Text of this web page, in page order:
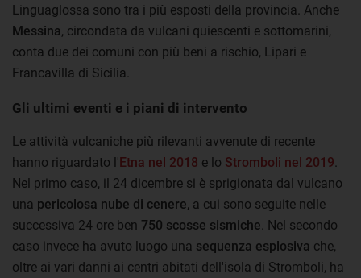
Linguaglossa sono tra i più esposti della provincia. Anche
Messina, circondata da vulcani quiescenti e sottomarini,
conta due dei comuni con più beni a rischio, Lipari e
Francavilla di Sicilia.
Gli ultimi eventi e i piani di intervento
Le attività vulcaniche più rilevanti avvenute di recente
hanno riguardato l'Etna nel 2018 e lo Stromboli nel 2019
Nel primo caso, il 24 dicembre si è sprigionata dal vulcano
una pericolosa nube di cenere, a cui sono seguite nelle
successiva 24 ore ben 750 scosse sismiche . Nel secondo
caso invece ha avuto luogo una sequenza esplosiva che,
oltre ai vari danni ai centri abitati dell'isola di Stromboli, ha